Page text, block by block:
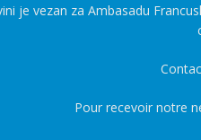
je vezan za Ambasadu
Pour recevoir notre